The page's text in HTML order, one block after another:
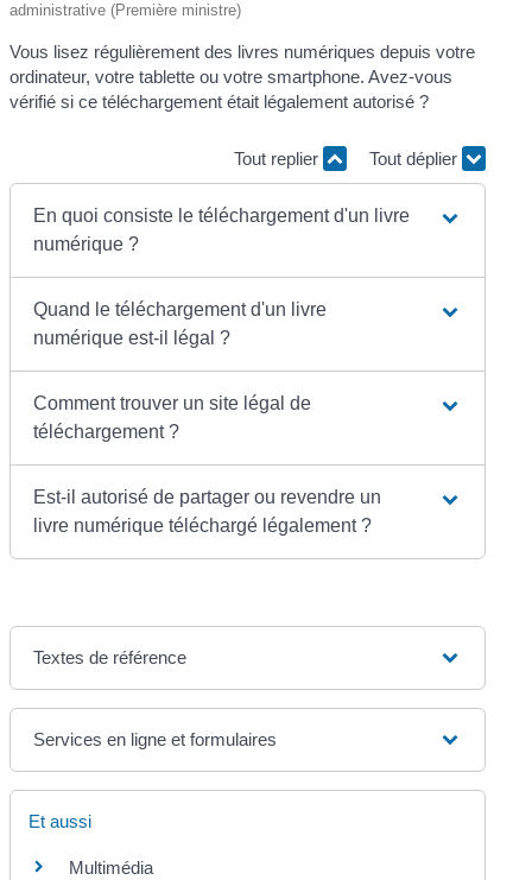
administrative (Première ministre)
Vous lisez régulièrement des livres numériques depuis votre
ordinateur, votre tablette ou votre smartphone. Avez-vous
vérifié si ce téléchargement était légalement autorisé ?
Tout replier Tout déplier
En quoi consiste le téléchargement d'un livre
numérique ?
Quand le téléchargement d'un livre
numérique est-il légal ?
Comment trouver un site légal de
téléchargement ?
Est-il autorisé de partager ou revendre un
livre numérique téléchargé légalement ?
Textes de référence
Services en ligne et formulaires
Et aussi
Multimédia